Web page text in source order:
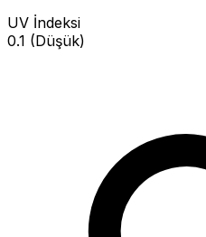
UV İndeksi
0.1 (Düşük)